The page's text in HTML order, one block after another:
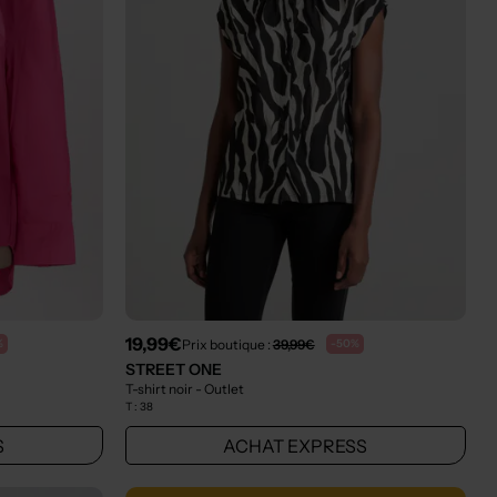
19,99€Prix boutique : 39,99€ -50%
STREET ONE
T-shirt noir - Outlet
T : 38
ACHAT EXPRESS